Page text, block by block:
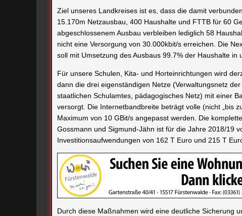
Ziel unseres Landkreises ist es, dass die damit
15.170m Netzausbau, 400 Haushalte und FTTB für 60
abgeschlossenem Ausbau verbleiben lediglich 58
nicht eine Versorgung von 30.000kbit/s erreichen. Die
soll mit Umsetzung des Ausbaus 99.7% der Haushalte in
Für unsere Schulen, Kita- und Horteinrichtungen wird
dann die drei eigenständigen Netze (Verwaltungsnetz
staatlichen Schulamtes, pädagogisches Netz) mit einer
versorgt. Die Internetbandbreite beträgt volle (nicht „bis
Maximum von 10 GBit/s angepasst werden. Die
Gossmann und Sigmund-Jähn ist für die Jahre 2018/19
Investitionsaufwendungen von 162 T Euro und 215 T
Durch diese Maßnahmen wird eine deutliche Sicherung